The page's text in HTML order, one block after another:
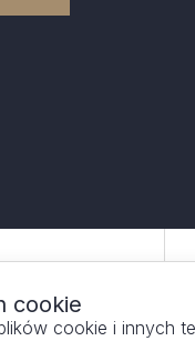
cookie
cookie i innych